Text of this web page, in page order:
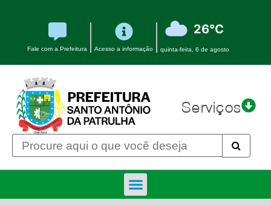
Fale com a Prefeitura Acesso a informação
26°C
quinta-feira, 6 de agosto
Serviços